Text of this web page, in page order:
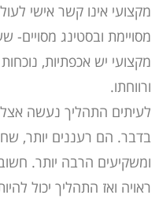
מקצועי אינו קשר אישי
מסויימת ובסטינג
מקצועי יש אכפתיות,
ורווחתו.
לעיתים התהליך נעשה אצל
בדבר. הם רעננים יותר,
ומשקיעים הרבה יותר.
ראויה ואז התהליך יכול